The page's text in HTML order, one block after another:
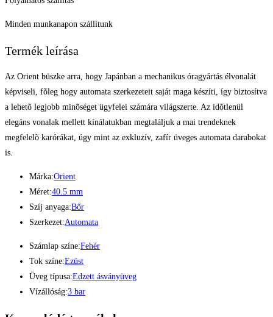
Minden munkanapon szállítunk
Termék leírása
Az Orient büszke arra, hogy Japánban a mechanikus óragyártás élvonalát
képviseli, fõleg hogy automata szerkezeteit saját maga készíti, így biztosítva
a lehetõ legjobb minõséget ügyfelei számára világszerte. Az idõtlenül
elegáns vonalak mellett kínálatukban megtaláljuk a mai trendeknek
megfelelõ karórákat, úgy mint az exkluzív, zafír üveges automata darabokat
is.
Márka:Orient
Méret:40.5 mm
Szíj anyaga:Bőr
Szerkezet:Automata
Számlap színe:Fehér
Tok színe:Ezüst
Üveg típusa:Edzett ásványüveg
Vízállóság:3 bar